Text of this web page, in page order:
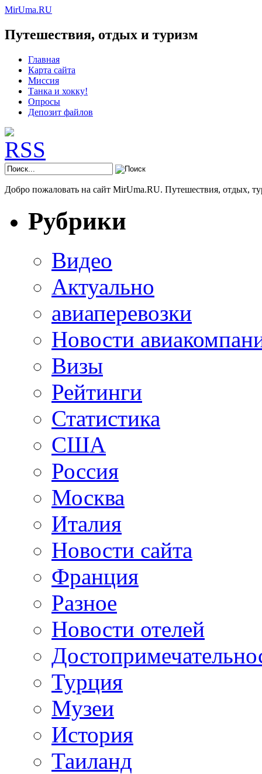
MirUma.RU
Путешествия, отдых и туризм
Главная
Карта сайта
Миссия
Танка и хокку!
Опросы
Депозит файлов
Добро пожаловать на сайт MirUma.RU. Путешествия, отдых,
Рубрики
Видео
Актуально
авиаперевозки
Новости
Визы
Рейтинги
Статистика
США
Россия
Москва
Италия
Новости сайта
Франция
Разное
Новости отелей
Турция
Музеи
История
Таиланд